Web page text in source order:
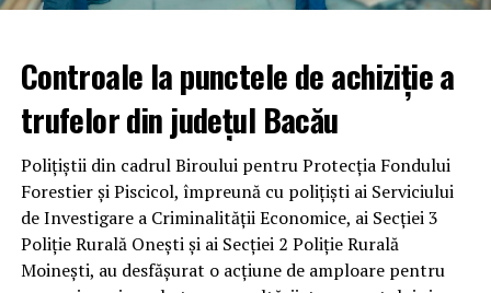
Controale la punctele de achiziție a
trufelor din județul Bacău
Polițiștii din cadrul Biroului pentru Protecția Fondului
Forestier și Piscicol, împreună cu polițiști ai Serviciului
de Investigare a Criminalității Economice, ai Secției 3
Poliție Rurală Onești și ai Secției 2 Poliție Rurală
Moinești, au desfășurat o acțiune de amploare pentru